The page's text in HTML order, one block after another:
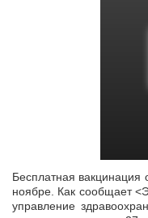
Бесплатная вакцинация
ноябре. Как сообщает
управление